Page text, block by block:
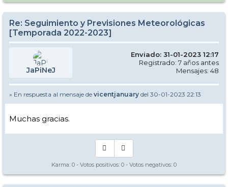
Re: Seguimiento y Previsiones Meteorológicas
[Temporada 2022-2023]
JaPiNeJ
Enviado: 31-01-2023 12:17
Registrado: 7 años antes
Mensajes: 48
» En respuesta al mensaje de vicentjanuary del 30-01-2023 22:13
Muchas gracias.
Karma: 0 - Votos positivos: 0 - Votos negativos: 0